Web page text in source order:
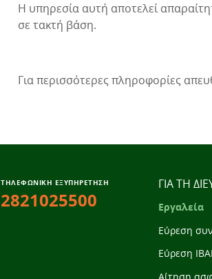
Η υπηρεσία αυτή αποτελεί
σε τακτή βάση.
Για περισσότερες πληροφορίες
ΤΗΛΕΦΩΝΙΚΗ ΕΞΥΠΗΡΕΤΗΣΗ
2821025500
ΓΙΑ ΤΗ
Εργαλεία
Εύρεση
Εύρεση